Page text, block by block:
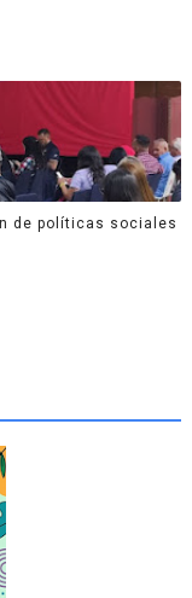
de políticas sociales